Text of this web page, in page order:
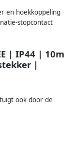
en hoekkoppeling
stopcontact
| IP44 | 10m
|
ook door de